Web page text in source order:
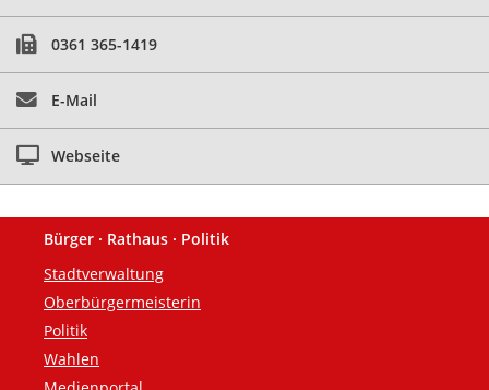
0361 365-1419
E-Mail
Webseite
Fußzeile
Bürger · Rathaus · Politik
Stadtverwaltung
Oberbürgermeisterin
Politik
Wahlen